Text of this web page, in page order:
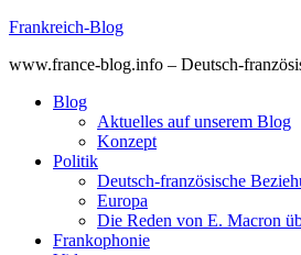
Skip
content
Frankreich-Blog
www.france-blog.info – Deutsch-
Blog
Aktuelles auf unserem Blog
Konzept
Politik
Deutsch-französische
Europa
Die Reden von E. Macron
Frankophonie